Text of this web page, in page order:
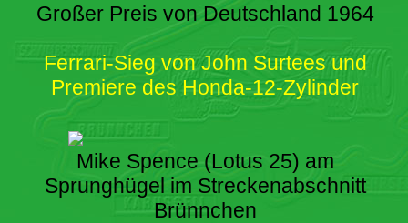
Großer Preis von Deutschland 1964
Ferrari-Sieg von John Surtees und
Premiere des Honda-12-Zylinder
Mike Spence (Lotus 25) am
Sprunghügel im Streckenabschnitt
Brünnchen